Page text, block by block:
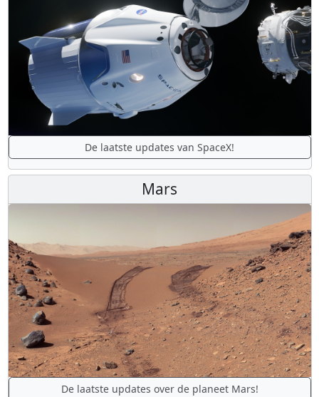
De laatste updates van SpaceX!
Mars
De laatste updates over de planeet Mars!